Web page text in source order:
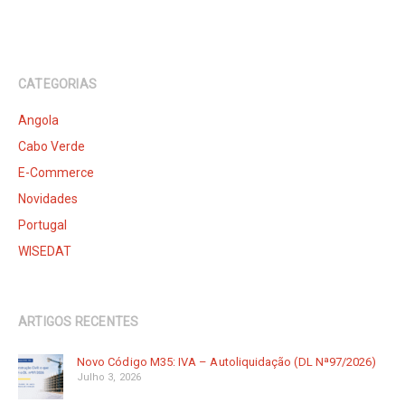
CATEGORIAS
Angola
Cabo Verde
E-Commerce
Novidades
Portugal
WISEDAT
ARTIGOS RECENTES
Novo Código M35: IVA – Autoliquidação (DL Nª97/2026)
Julho 3, 2026